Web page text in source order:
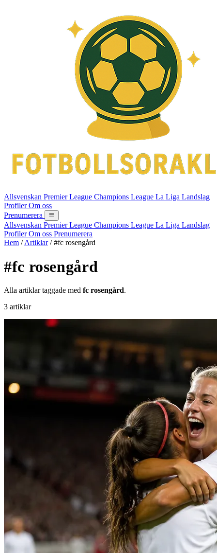
Allsvenskan Premier League Champions League La Liga Landslag
ProfilerOm oss
Prenumerera
Allsvenskan Premier League Champions League La Liga Landslag
ProfilerOm oss Prenumerera
Hem / Artiklar / #fc rosengård
#fc rosengård
Alla artiklar taggade med fc rosengård.
3 artiklar